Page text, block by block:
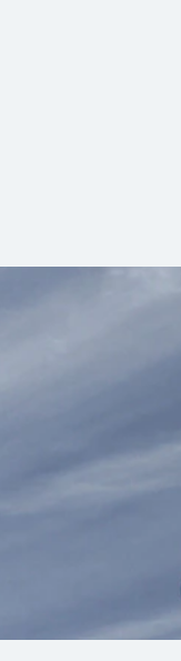
rund läuft im